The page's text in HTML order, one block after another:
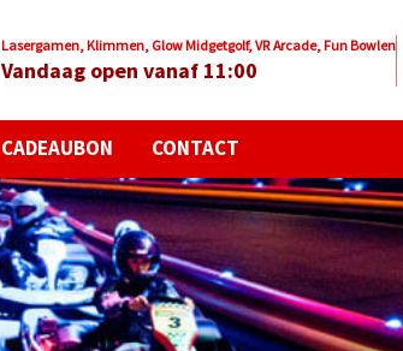
Lasergamen, Klimmen, Glow Midgetgolf, VR Arcade, Fun Bowlen
Vandaag open vanaf 11:00
CADEAUBON CONTACT